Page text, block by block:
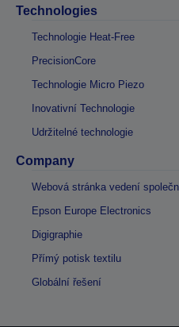
Technologies
Technologie Heat-Free
PrecisionCore
Technologie Micro Piezo
Inovativní Technologie
Udržitelné technologie
Company
Webová stránka vedení
Epson Europe Electronics
Digigraphie
Přímý potisk textilu
Globální řešení